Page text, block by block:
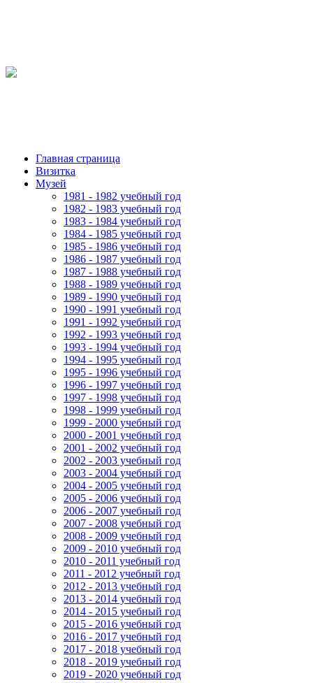
Главная страница
Визитка
Музей
1981 - 1982 учебный год
1982 - 1983 учебный год
1983 - 1984 учебный год
1984 - 1985 учебный год
1985 - 1986 учебный год
1986 - 1987 учебный год
1987 - 1988 учебный год
1988 - 1989 учебный год
1989 - 1990 учебный год
1990 - 1991 учебный год
1991 - 1992 учебный год
1992 - 1993 учебный год
1993 - 1994 учебный год
1994 - 1995 учебный год
1995 - 1996 учебный год
1996 - 1997 учебный год
1997 - 1998 учебный год
1998 - 1999 учебный год
1999 - 2000 учебный год
2000 - 2001 учебный год
2001 - 2002 учебный год
2002 - 2003 учебный год
2003 - 2004 учебный год
2004 - 2005 учебный год
2005 - 2006 учебный год
2006 - 2007 учебный год
2007 - 2008 учебный год
2008 - 2009 учебный год
2009 - 2010 учебный год
2010 - 2011 учебный год
2011 - 2012 учебный год
2012 - 2013 учебный год
2013 - 2014 учебный год
2014 - 2015 учебный год
2015 - 2016 учебный год
2016 - 2017 учебный год
2017 - 2018 учебный год
2018 - 2019 учебный год
2019 - 2020 учебный год